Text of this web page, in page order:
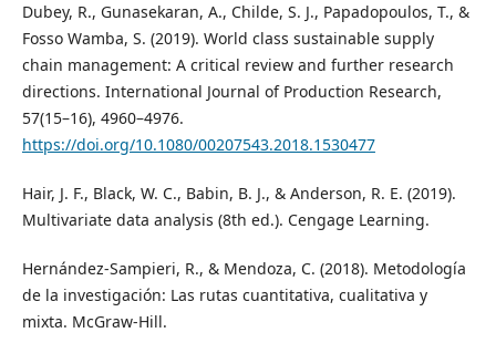
Dubey, R., Gunasekaran, A., Childe, S. J., Papadopoulos, T., &
Fosso Wamba, S. (2019). World class sustainable supply
chain management: A critical review and further research
directions. International Journal of Production Research,
57(15–16), 4960–4976.
https://doi.org/10.1080/00207543.2018.1530477
Hair, J. F., Black, W. C., Babin, B. J., & Anderson, R. E. (2019).
Multivariate data analysis (8th ed.). Cengage Learning.
Hernández-Sampieri, R., & Mendoza, C. (2018). Metodología
de la investigación: Las rutas cuantitativa, cualitativa y
mixta. McGraw-Hill.